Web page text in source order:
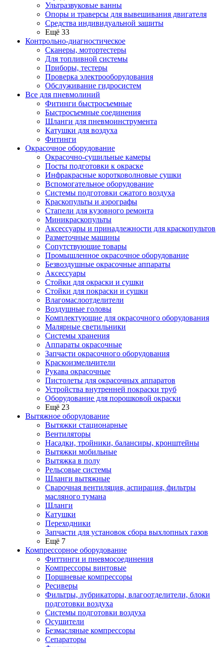
Ультразвуковые ванны
Опоры и траверсы для вывешивания двигателя
Средства индивидуальной защиты
Ещё 33
Контрольно-диагностическое
Сканеры, мотортестеры
Для топливной системы
Приборы, тестеры
Проверка электрооборудования
Обслуживание гидросистем
Все для пневмолиний
Фитинги быстросъемные
Быстросъемные соединения
Шланги для пневмоинструмента
Катушки для воздуха
Фитинги
Окрасочное оборудование
Окрасочно-сушильные камеры
Посты подготовки к окраске
Инфракрасные коротковолновые сушки
Вспомогательное оборудование
Системы подготовки сжатого воздуха
Краскопульты и аэрографы
Стапели для кузовного ремонта
Миникраскопульты
Аксессуары и принадлежности для краскопультов
Разметочные машины
Сопутствующие товары
Промышленное окрасочное оборудование
Безвоздушные окрасочные аппараты
Аксессуары
Стойки для окраски и сушки
Стойки для покраски и сушки
Влагомаслоотделители
Воздушные головы
Комплектующие для окрасочного оборудования
Малярные светильники
Системы хранения
Аппараты окрасочные
Запчасти окрасочного оборудования
Краскоизмельчители
Рукава окрасочные
Пистолеты для окрасочных аппаратов
Устройства внутренней покраски труб
Оборудование для порошковой окраски
Ещё 23
Вытяжное оборудование
Вытяжки стационарные
Вентиляторы
Насадки, тройники, балансиры, кронштейны
Вытяжки мобильные
Вытяжка в полу
Рельсовые системы
Шланги вытяжные
Сварочная вентиляция, аспирация, фильтры
масляного тумана
Шланги
Катушки
Переходники
Запчасти для установок сбора выхлопных газов
Ещё 7
Компрессорное оборудование
Фиттинги и пневмосоединения
Компрессоры винтовые
Поршневые компрессоры
Ресиверы
Фильтры, лубрикаторы, влагоотделители, блоки
подготовки воздуха
Системы подготовки воздуха
Осушители
Безмасляные компрессоры
Сепараторы